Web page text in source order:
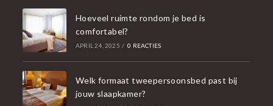
Hoeveel ruimte rondom je bed is
comfortabel?
APRIL 24, 2025 / 0 REACTIES
Welk formaat tweepersoonsbed past bij
jouw slaapkamer?